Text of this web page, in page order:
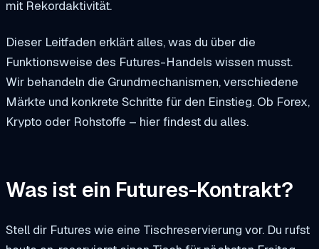
mit Rekordaktivität.
Dieser Leitfaden erklärt alles, was du über die
Funktionsweise des Futures-Handels wissen musst.
Wir behandeln die Grundmechanismen, verschiedene
Märkte und konkrete Schritte für den Einstieg. Ob Forex,
Krypto oder Rohstoffe – hier findest du alles.
Was ist ein Futures-Kontrakt?
Stell dir Futures wie eine Tischreservierung vor. Du rufst